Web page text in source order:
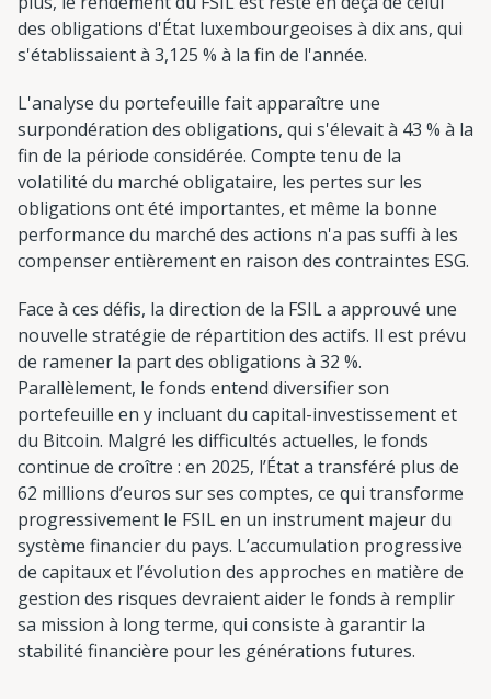
des obligations d'État luxembourgeoises à dix ans, qui
s'établissaient à 3,125 % à la fin de l'année.
L'analyse du portefeuille fait apparaître une
surpondération des obligations, qui s'élevait à 43 % à la
fin de la période considérée. Compte tenu de la
volatilité du marché obligataire, les pertes sur les
obligations ont été importantes, et même la bonne
performance du marché des actions n'a pas suffi à les
compenser entièrement en raison des contraintes ESG.
Face à ces défis, la direction de la FSIL a approuvé une
nouvelle stratégie de répartition des actifs. Il est prévu
de ramener la part des obligations à 32 %.
Parallèlement, le fonds entend diversifier son
portefeuille en y incluant du capital-investissement et
du Bitcoin. Malgré les difficultés actuelles, le fonds
continue de croître : en 2025, l’État a transféré plus de
62 millions d’euros sur ses comptes, ce qui transforme
progressivement le FSIL en un instrument majeur du
système financier du pays. L’accumulation progressive
de capitaux et l’évolution des approches en matière de
gestion des risques devraient aider le fonds à remplir
sa mission à long terme, qui consiste à garantir la
stabilité financière pour les générations futures.